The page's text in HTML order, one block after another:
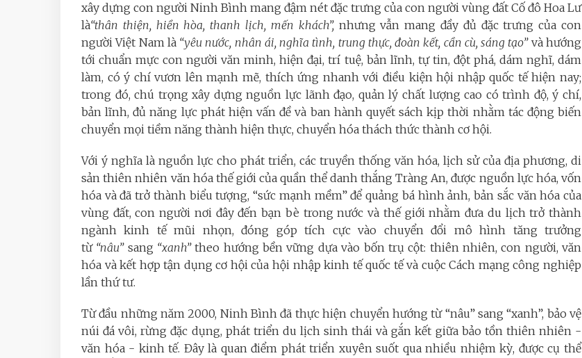
xây dựng con người Ninh Bình mang đậm nét đặc trưng của con người vùng đất Cố đô Hoa Lư
là“thân thiện, hiền hòa, thanh lịch, mến khách”, nhưng vẫn mang đầy đủ đặc trưng của con
người Việt Nam là “yêu nước, nhân ái, nghĩa tình, trung thực, đoàn kết, cần cù, sáng tạo”và hướng
tới chuẩn mực con người văn minh, hiện đại, trí tuệ, bản lĩnh, tự tin, đột phá, dám nghĩ, dám
làm, có ý chí vươn lên mạnh mẽ, thích ứng nhanh với điều kiện hội nhập quốc tế hiện nay;
trong đó, chú trọng xây dựng nguồn lực lãnh đạo, quản lý chất lượng cao có trình độ, ý chí,
bản lĩnh, đủ năng lực phát hiện vấn đề và ban hành quyết sách kịp thời nhằm tác động biến
chuyển mọi tiềm năng thành hiện thực, chuyển hóa thách thức thành cơ hội.
Với ý nghĩa là nguồn lực cho phát triển, các truyền thống văn hóa, lịch sử của địa phương, di
sản thiên nhiên văn hóa thế giới của quần thể danh thắng Tràng An, được nguồn lực hóa, vốn
hóa và đã trở thành biểu tượng, “sức mạnh mềm” để quảng bá hình ảnh, bản sắc văn hóa của
vùng đất, con người nơi đây đến bạn bè trong nước và thế giới nhằm đưa du lịch trở thành
ngành kinh tế mũi nhọn, đóng góp tích cực vào chuyển đổi mô hình tăng trưởng
từ “nâu”sang “xanh”theo hướng bền vững dựa vào bốn trụ cột: thiên nhiên, con người, văn
hóa và kết hợp tận dụng cơ hội của hội nhập kinh tế quốc tế và cuộc Cách mạng công nghiệp
lần thứ tư.
Từ đầu những năm 2000, Ninh Bình đã thực hiện chuyển hướng từ “nâu” sang “xanh”, bảo vệ
núi đá vôi, rừng đặc dụng, phát triển du lịch sinh thái và gắn kết giữa bảo tồn thiên nhiên -
văn hóa - kinh tế. Đây là quan điểm phát triển xuyên suốt qua nhiều nhiệm kỳ, được cụ thể